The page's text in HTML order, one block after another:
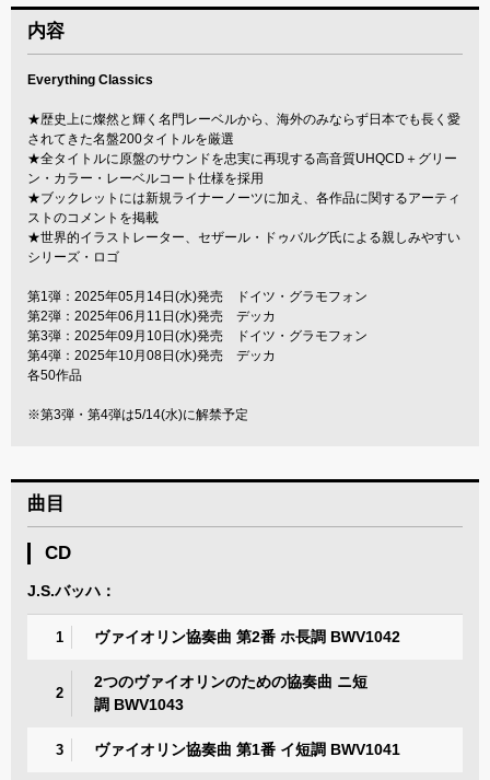
内容
Everything Classics
★歴史上に燦然と輝く名門レーベルから、海外のみならず日本でも長く愛
されてきた名盤200タイトルを厳選
★全タイトルに原盤のサウンドを忠実に再現する高音質UHQCD＋グリー
ン・カラー・レーベルコート仕様を採用
★ブックレットには新規ライナーノーツに加え、各作品に関するアーティ
ストのコメントを掲載
★世界的イラストレーター、セザール・ドゥバルグ氏による親しみやすい
シリーズ・ロゴ
第1弾：2025年05月14日(水)発売 ドイツ・グラモフォン
第2弾：2025年06月11日(水)発売 デッカ
第3弾：2025年09月10日(水)発売 ドイツ・グラモフォン
第4弾：2025年10月08日(水)発売 デッカ
各50作品
※第3弾・第4弾は5/14(水)に解禁予定
曲目
CD
J.S.バッハ：
1 ヴァイオリン協奏曲 第2番 ホ長調 BWV1042
2
2つのヴァイオリンのための協奏曲 ニ短
調 BWV1043
3 ヴァイオリン協奏曲 第1番 イ短調 BWV1041